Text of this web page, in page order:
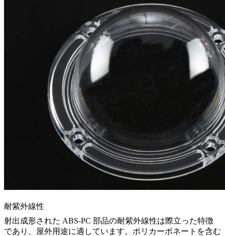
耐紫外線性
射出成形された ABS-PC 部品の耐紫外線性は際立った特徴
であり、屋外用途に適しています。ポリカーボネートを含む